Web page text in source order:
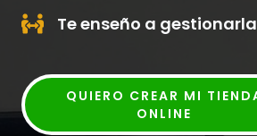
Te enseño a
QUIERO CREAR MI
ONLINE